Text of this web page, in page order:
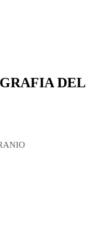
DEL